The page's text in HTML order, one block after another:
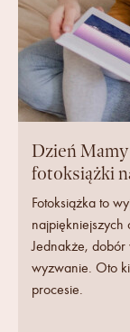
Dzień
fotoksiążki
Fotoksiążka to
najpiękniejszych
Jednakże, dobór
wyzwanie. Oto
procesie.